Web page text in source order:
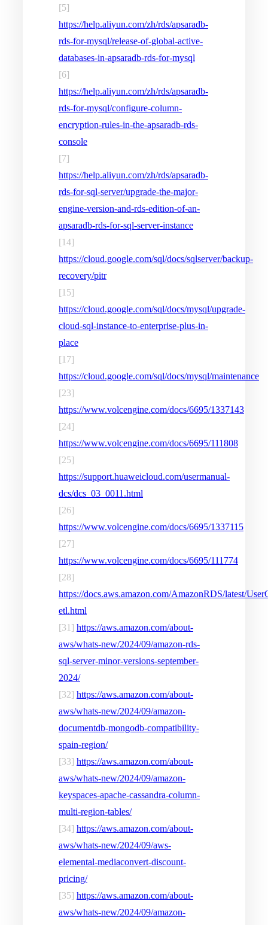
[5]
https://help.aliyun.com/zh/rds/apsaradb-
rds-for-mysql/release-of-global-active-
databases-in-apsaradb-rds-for-mysql
[6]
https://help.aliyun.com/zh/rds/apsaradb-
rds-for-mysql/configure-column-
encryption-rules-in-the-apsaradb-rds-
console
[7]
https://help.aliyun.com/zh/rds/apsaradb-
rds-for-sql-server/upgrade-the-major-
engine-version-and-rds-edition-of-an-
apsaradb-rds-for-sql-server-instance
[14]
https://cloud.google.com/sql/docs/sqlserver/backup-
recovery/pitr
[15]
https://cloud.google.com/sql/docs/mysql/upgrade-
cloud-sql-instance-to-enterprise-plus-in-
place
[17]
https://cloud.google.com/sql/docs/mysql/maintenance
[23]
https://www.volcengine.com/docs/6695/1337143
[24]
https://www.volcengine.com/docs/6695/111808
[25]
https://support.huaweicloud.com/usermanual-
dcs/dcs_03_0011.html
[26]
https://www.volcengine.com/docs/6695/1337115
[27]
https://www.volcengine.com/docs/6695/111774
[28]
https://docs.aws.amazon.com/AmazonRDS/latest/
etl.html
[31] https://aws.amazon.com/about-
aws/whats-new/2024/09/amazon-rds-
sql-server-minor-versions-september-
2024/
[32] https://aws.amazon.com/about-
aws/whats-new/2024/09/amazon-
documentdb-mongodb-compatibility-
spain-region/
[33] https://aws.amazon.com/about-
aws/whats-new/2024/09/amazon-
keyspaces-apache-cassandra-column-
multi-region-tables/
[34] https://aws.amazon.com/about-
aws/whats-new/2024/09/aws-
elemental-mediaconvert-discount-
pricing/
[35] https://aws.amazon.com/about-
aws/whats-new/2024/09/amazon-